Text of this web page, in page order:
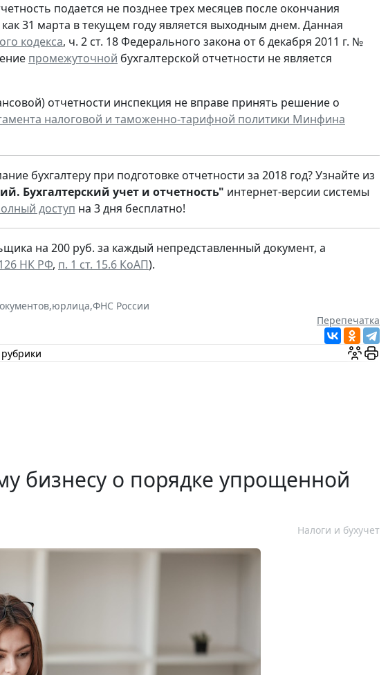
подается не позднее трех месяцев после окончания
31 марта в текущем году является выходным днем. Данная
кодекса, ч. 2 ст. 18 Федерального закона от 6 декабря 2011 г. №
промежуточной бухгалтерской отчетности не является
отчетности инспекция не вправе принять решение о
налоговой и таможенно-тарифной политики Минфина
бухгалтеру при подготовке отчетности за 2018 год? Узнайте из
Бухгалтерский учет и отчетность" интернет-версии системы
доступ на 3 дня бесплатно!
на 200 руб. за каждый непредставленный документ, а
НК РФ, п. 1 ст. 15.6 КоАП).
,юрлица,ФНС России
Перепечатка
бизнесу о порядке упрощенной
Налоги и бухучет